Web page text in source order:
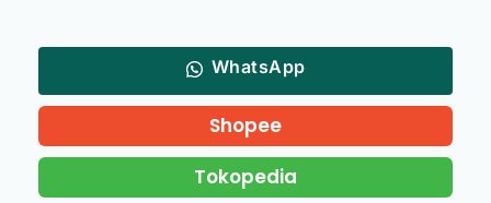
WhatsApp
Shopee
Tokopedia